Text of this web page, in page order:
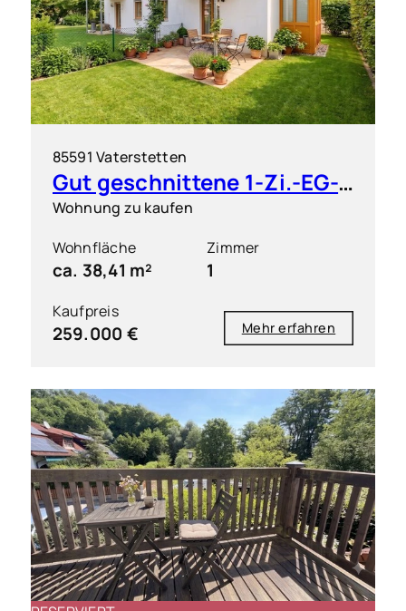
85591 Vaterstetten
Gut geschnittene 1-Zi.-EG-Wohnung mit großem Garten
Wohnung zu kaufen
Wohnfläche
ca. 38,41 m²
Zimmer
1
Kaufpreis
259.000 € Mehr erfahren